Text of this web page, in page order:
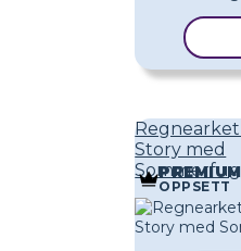
Story med
PREMIUM
OPPSETT